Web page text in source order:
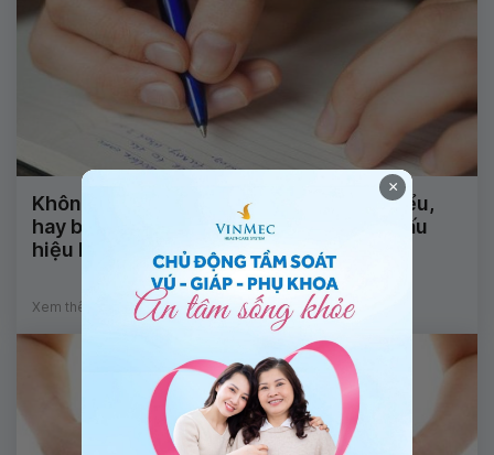
Không nói được, nhìn mặt chữ không hiểu,
hay bị động kinh và tê đầu ngón tay là dấu
hiệu bệnh gì?
Xem thêm
×